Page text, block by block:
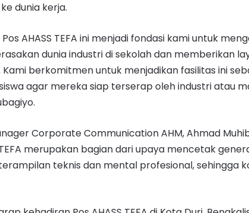
dunia kerja.
AHASS TEFA ini menjadi fondasi kami untuk
dunia industri di sekolah dan memberikan
Kami berkomitmen untuk menjadikan fasilitas ini
agar mereka siap terserap oleh industri atau
Corporate Communication AHM, Ahmad
TEFA merupakan bagian dari upaya mencetak
teknis dan mental profesional, sehingga